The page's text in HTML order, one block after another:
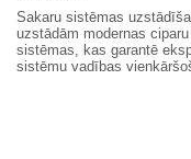
Sakaru sistēmas
uzstādām modernas
sistēmas, kas garantē
sistēmu vadības